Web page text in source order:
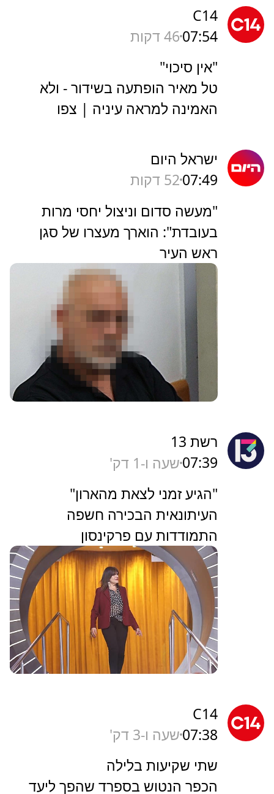
C14
07:5446 דקות
"אין סיכוי"
טל מאיר הופתעה בשידור - ולא
האמינה למראה עיניה | צפו
ישראל היום
07:4952 דקות
"מעשה סדום וניצול יחסי מרות
בעובדת": הוארך מעצרו של סגן
ראש העיר
רשת 13
07:39שעה ו-1 דק'
"הגיע זמני לצאת מהארון"
העיתונאית הבכירה חשפה
התמודדות עם פרקינסון
C14
07:38שעה ו-3 דק'
שתי שקיעות בלילה
הכפר הנטוש בספרד שהפך ליעד